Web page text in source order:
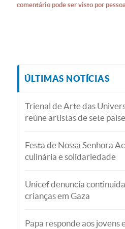
comentário pode ser visto por
ÚLTIMAS NOTÍCIAS
Trienal de Arte das
reúne artistas de sete
Festa de Nossa Senhora
culinária e solidariedade
Unicef denuncia
crianças em Gaza
Papa responde aos jovens